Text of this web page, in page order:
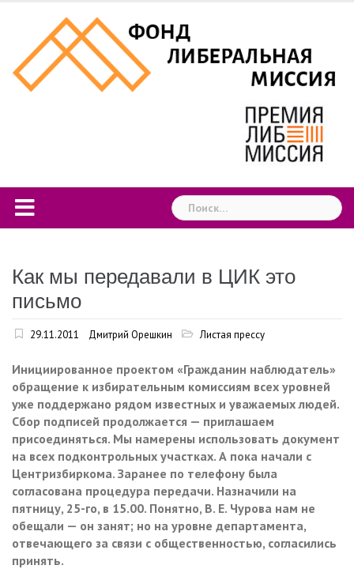
content
Найти:
Как мы передавали в ЦИК это
письмо
29.11.2011 Дмитрий Орешкин Листая прессу
Инициированное проектом «Гражданин наблюдатель»
обращение к избирательным комиссиям всех уровней
уже поддержано рядом известных и уважаемых людей.
Сбор подписей продолжается — приглашаем
присоединяться. Мы намерены использовать документ
на всех подконтрольных участках. А пока начали с
Центризбиркома. Заранее по телефону была
согласована процедура передачи. Назначили на
пятницу, 25-го, в 15.00. Понятно, В. Е. Чурова нам не
обещали — он занят; но на уровне департамента,
отвечающего за связи с общественностью, согласились
принять.